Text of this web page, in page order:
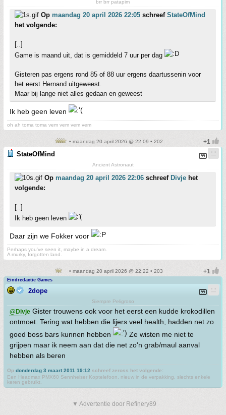
brr brr patapim
Op maandag 20 april 2026 22:05 schreef StateOfMind
het volgende:
[..]
Game is maand uit, dat is gemiddeld 7 uur per dag
Gisteren pas ergens rond 85 of 88 uur ergens daartussenin voor
het eerst Hernand uitgeweest.
Maar bij lange niet alles gedaan en geweest
Ik heb geen leven
oh ah toma toma vem vem vem vem
• maandag 20 april 2026 @ 22:09 • 202
StateOfMind
Ancient Astronaut
Op maandag 20 april 2026 22:06 schreef Divje het
volgende:
[..]
Ik heb geen leven
Daar zijn we Fokker voor
Perhaps you've seen it, maybe in a dream.
A murky, forgotten land.
• maandag 20 april 2026 @ 22:22 • 203
Eindredactie Games
2dope
Siempre Peligroso
@Divje Gister trouwens ook voor het eerst een kudde krokodillen
ontmoet. Tering wat hebben die lijers veel health, hadden net zo
goed boss bars kunnen hebben
Ze wisten me niet te
grijpen maar ik neem aan dat die net zo'n grab/maul aanval
hebben als beren
Op donderdag 3 maart 2011 19:12 schreef zeross het volgende:
Een Headmax PMX60 Sennheiser Koptelefoon, nieuw in de verpakking, slechts enkele
keren gebruikt.
▼ Advertentie door Refinery89